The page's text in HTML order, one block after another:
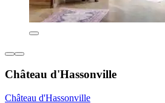
Château d'Hassonville
Château d'Hassonville